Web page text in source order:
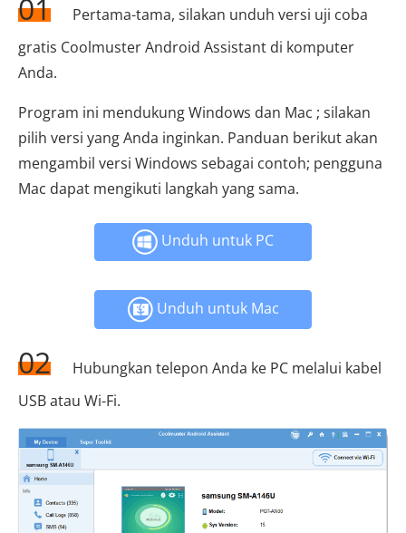
01
Pertama-tama, silakan unduh versi uji coba
gratis Coolmuster Android Assistant di komputer
Anda.
Program ini mendukung Windows dan Mac ; silakan
pilih versi yang Anda inginkan. Panduan berikut akan
mengambil versi Windows sebagai contoh; pengguna
Mac dapat mengikuti langkah yang sama.
Unduh untuk PC
Unduh untuk Mac
02
Hubungkan telepon Anda ke PC melalui kabel
USB atau Wi-Fi.